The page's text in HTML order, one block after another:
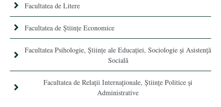
Facultatea de Litere
Facultatea de Științe Economice
Facultatea Psihologie, Ştiinţe ale Educaţiei, Sociologie și Asistență
Socială
Facultatea de Relaţii Internaţionale, Ştiinţe Politice şi
Administrative